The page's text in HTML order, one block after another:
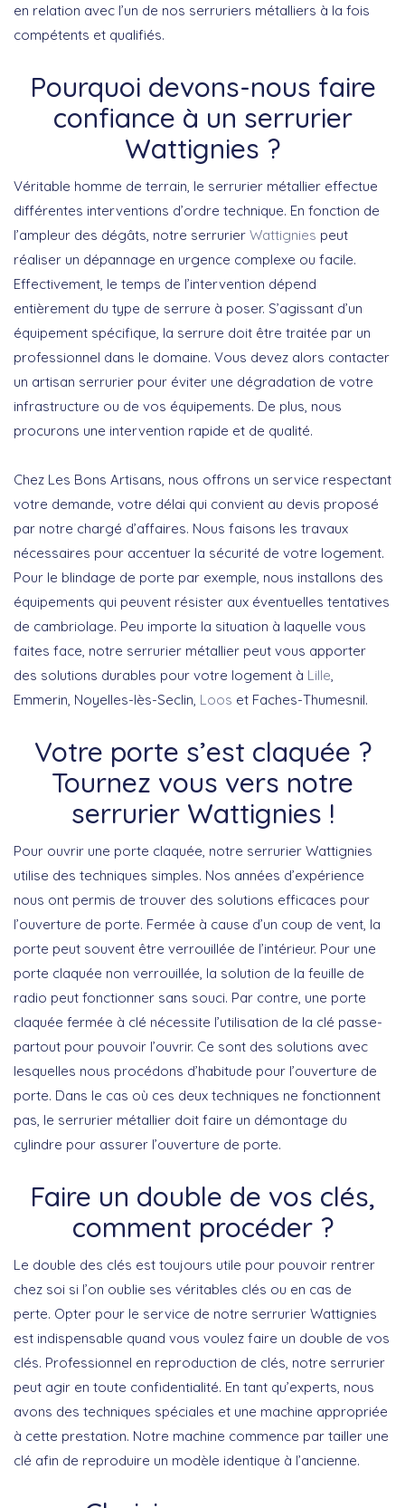
en relation avec l’un de nos serruriers métalliers à la fois
compétents et qualifiés.
Pourquoi devons-nous faire
confiance à un serrurier
Wattignies ?
Véritable homme de terrain, le serrurier métallier effectue
différentes interventions d’ordre technique. En fonction de
l’ampleur des dégâts, notre serrurier Wattignies peut
réaliser un dépannage en urgence complexe ou facile.
Effectivement, le temps de l’intervention dépend
entièrement du type de serrure à poser. S’agissant d’un
équipement spécifique, la serrure doit être traitée par un
professionnel dans le domaine. Vous devez alors contacter
un artisan serrurier pour éviter une dégradation de votre
infrastructure ou de vos équipements. De plus, nous
procurons une intervention rapide et de qualité.
Chez Les Bons Artisans, nous offrons un service respectant
votre demande, votre délai qui convient au devis proposé
par notre chargé d’affaires. Nous faisons les travaux
nécessaires pour accentuer la sécurité de votre logement.
Pour le blindage de porte par exemple, nous installons des
équipements qui peuvent résister aux éventuelles tentatives
de cambriolage. Peu importe la situation à laquelle vous
faites face, notre serrurier métallier peut vous apporter
des solutions durables pour votre logement à Lille
Emmerin, Noyelles-lès-Seclin, Loos et Faches-Thumesnil.
Votre porte s’est claquée ?
Tournez vous vers notre
serrurier Wattignies !
Pour ouvrir une porte claquée, notre serrurier Wattignies
utilise des techniques simples. Nos années d’expérience
nous ont permis de trouver des solutions efficaces pour
l’ouverture de porte. Fermée à cause d’un coup de vent, la
porte peut souvent être verrouillée de l’intérieur. Pour une
porte claquée non verrouillée, la solution de la feuille de
radio peut fonctionner sans souci. Par contre, une porte
claquée fermée à clé nécessite l’utilisation de la clé passe-
partout pour pouvoir l’ouvrir. Ce sont des solutions avec
lesquelles nous procédons d’habitude pour l’ouverture de
porte. Dans le cas où ces deux techniques ne fonctionnent
pas, le serrurier métallier doit faire un démontage du
cylindre pour assurer l’ouverture de porte.
Faire un double de vos clés,
comment procéder ?
Le double des clés est toujours utile pour pouvoir rentrer
chez soi si l’on oublie ses véritables clés ou en cas de
perte. Opter pour le service de notre serrurier Wattignies
est indispensable quand vous voulez faire un double de vos
clés. Professionnel en reproduction de clés, notre serrurier
peut agir en toute confidentialité. En tant qu’experts, nous
avons des techniques spéciales et une machine appropriée
à cette prestation. Notre machine commence par tailler une
clé afin de reproduire un modèle identique à l’ancienne.